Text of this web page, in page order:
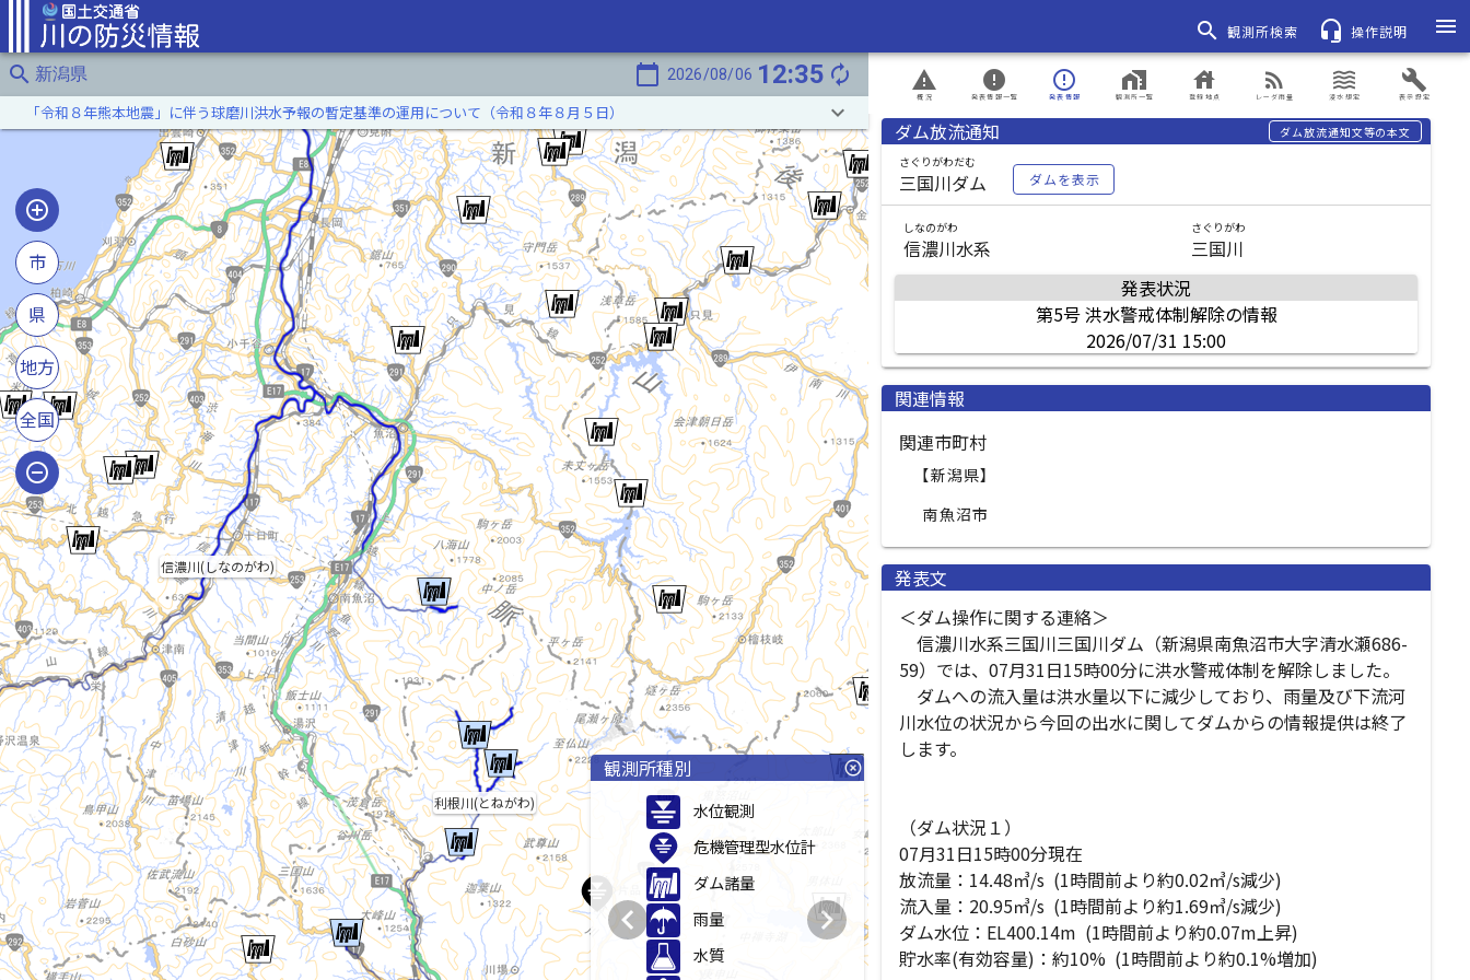
search 観測所検索 headset_mic 操作説明
menu
search 新潟県 calendar_today 2026/08/06 12:35 autorenew
利根川(とねがわ)
信濃川(しなのがわ)
「令和８年熊本地震」に伴う球磨川洪水予報の暫定基準の運用について（令和８年８月５日） keyboard_arrow_down
市
県
地方
全国
観測所種別 highlight_off
水位観測
危機管理型水位計
ダム諸量
雨量
水質
chevron_left chevron_right
概況
report_problem
発表情報一覧
error
発表情報
error_outline
観測所一覧
home_work
登録地点
house
レーダ雨量
rss_feed
浸水想定
waves
表示設定
build
ダム放流通知
ダム放流通知文等の本文
さぐりがわだむ
三国川ダム ダムを表示
しなのがわ
信濃川水系
さぐりがわ
三国川
発表状況
第5号 洪水警戒体制解除の情報
2026/07/31 15:00
関連情報
関連市町村
【新潟県】
南魚沼市
発表文
＜ダム操作に関する連絡＞
信濃川水系三国川三国川ダム（新潟県南魚沼市大字清水瀬686-
59）では、07月31日15時00分に洪水警戒体制を解除しました。
ダムへの流入量は洪水量以下に減少しており、雨量及び下流河
川水位の状況から今回の出水に関してダムからの情報提供は終了
します。
（ダム状況１）
07月31日15時00分現在
放流量：14.48㎥/s  (1時間前より約0.02㎥/s減少)
流入量：20.95㎥/s  (1時間前より約1.69㎥/s減少)
ダム水位：EL400.14m  (1時間前より約0.07m上昇)
貯水率(有効容量)：約10%  (1時間前より約0.1%増加)